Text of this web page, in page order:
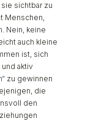
sichtbar zu
Menschen,
Nein, keine
auch kleine
ist, sich
aktiv
zu gewinnen
die
den